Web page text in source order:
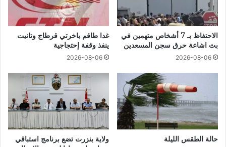
الاحتفاظ بـ 7 أشخاص متهمين في
بث اشاعة حرق سجن المسعدين
2026-08-06
غدا طاقم باخرتي قرطاج وتانيت
ينفذ وقفة إحتجاجية
2026-08-06
حالة الطقس الليلة
ولاية بنزرت تضع برنامج استباقي